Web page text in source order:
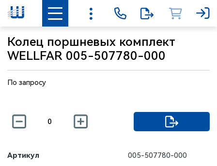
Колец поршневых комплект
WELLFAR 005-507780-000
По запросу
Артикул 005-507780-000